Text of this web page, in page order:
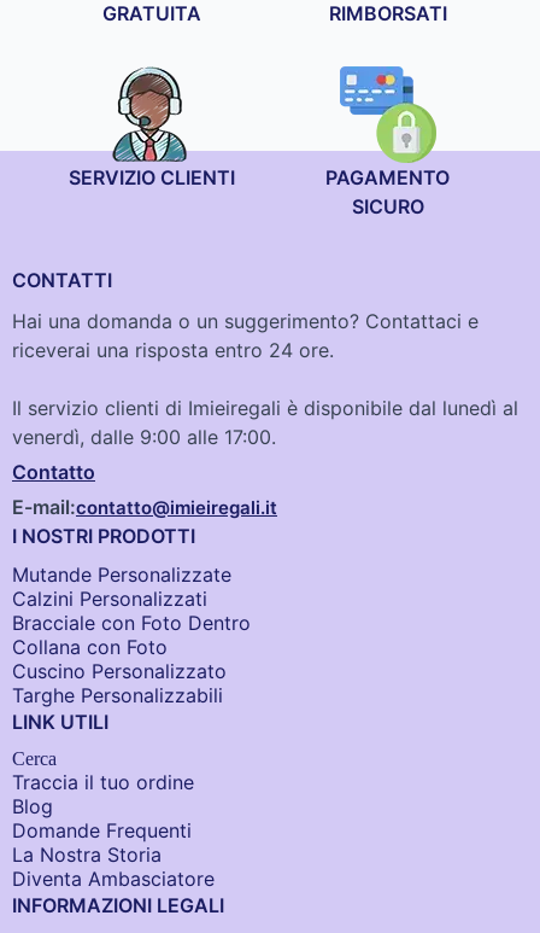
GRATUITA
RIMBORSATI
SERVIZIO CLIENTI
PAGAMENTO
SICURO
CONTATTI
Hai una domanda o un suggerimento? Contattaci e
riceverai una risposta entro 24 ore.
Il servizio clienti di Imieiregali è disponibile dal lunedì al
venerdì, dalle 9:00 alle 17:00.
Contatto
E-mail:contatto@imieiregali.it
I NOSTRI PRODOTTI
Mutande Personalizzate
Calzini Personalizzati
Bracciale con Foto Dentro​
Collana con Foto
Cuscino Personalizzato
Targhe Personalizzabili
LINK UTILI
Cerca
Traccia il tuo ordine
Blog
Domande Frequenti
La Nostra Storia
Diventa Ambasciatore
INFORMAZIONI LEGALI